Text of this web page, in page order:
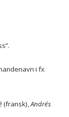
i fx
(fransk),Andrés